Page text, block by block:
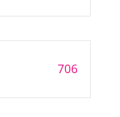
706